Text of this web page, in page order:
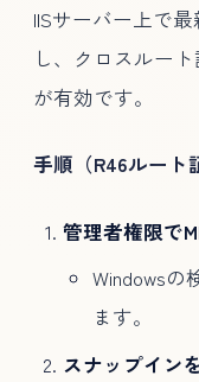
IISサーバー上で
し、クロスルー
が有効です。
手順（R46ルート
管理者権限で
Windowsの
ます。
スナップイン